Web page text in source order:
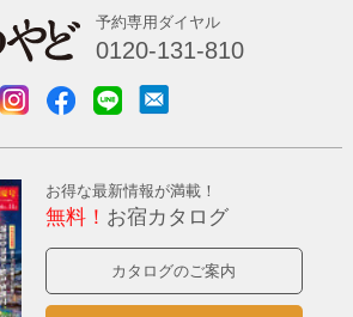
予約専用ダイヤル
0120-131-810
お得な最新情報が満載！
無料！ お宿カタログ
カタログのご案内